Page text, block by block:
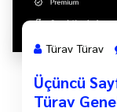
Türav Türav
Üçüncü
Türav